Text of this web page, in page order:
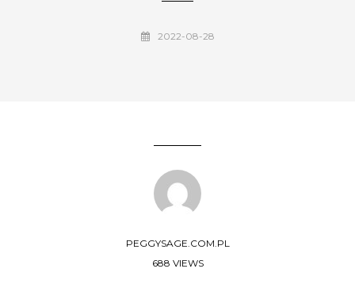
2022-08-28
PEGGYSAGE.COM.PL
688 VIEWS